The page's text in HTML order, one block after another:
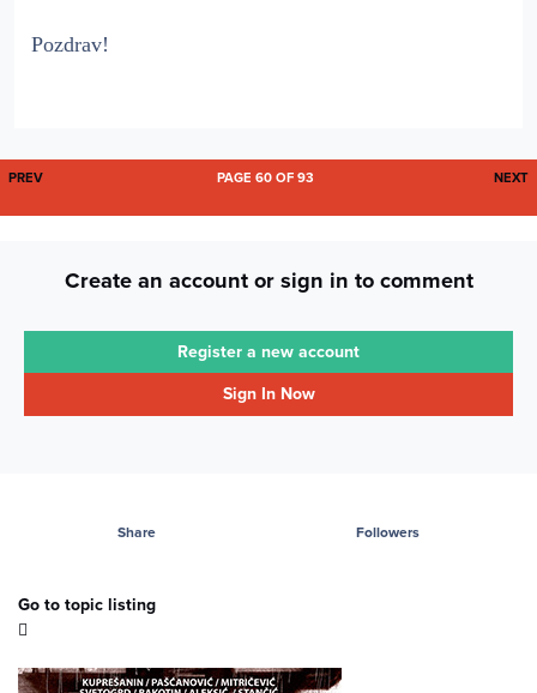
Pozdrav!
FIRST PAGE
PREV NEXT
PAGE 60 OF 93
Create an account or sign in to comment
Register a new account
Sign In Now
Share Followers
Go to topic listing